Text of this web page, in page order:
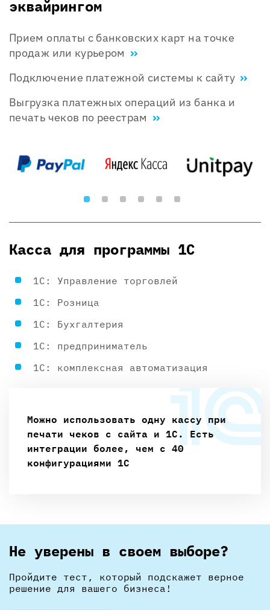
эквайрингом
Прием оплаты с банковских карт на точке
продаж или курьером
Подключение платежной системы к сайту
Выгрузка платежных операций из банка и
печать чеков по реестрам
Касса для программы 1С
1С: Управление торговлей
1С: Розница
1С: Бухгалтерия
1С: предприниматель
1С: комплексная автоматизация
Можно использовать одну кассу при
печати чеков с сайта и 1С. Есть
интеграции более, чем с 40
конфигурациями 1С
Не уверены в своем выборе?
Пройдите тест, который подскажет верное
решение для вашего бизнеса!